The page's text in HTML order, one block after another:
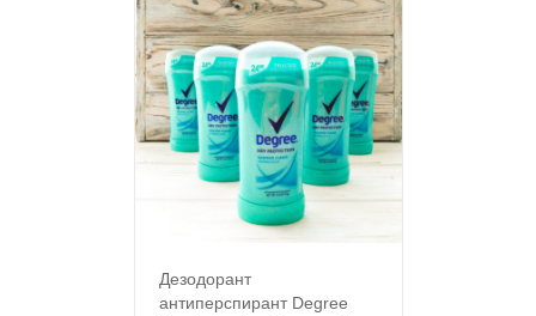
Дезодорант
антиперспирант Degree